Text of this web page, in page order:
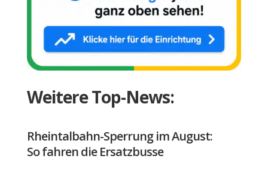
Weitere Top-News:
Rheintalbahn-Sperrung im August:
So fahren die Ersatzbusse